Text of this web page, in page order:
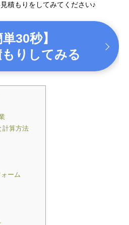
積もりをしてみてください♪
単30秒】
りしてみる
計算方法
ーム